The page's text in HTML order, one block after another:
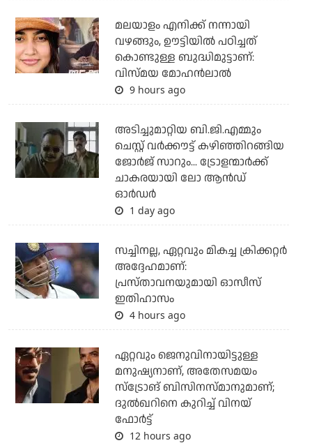
മലയാളം എനിക്ക് നന്നായി
വഴങ്ങും, ഊട്ടിയില്‍ പഠിച്ചത്
കൊണ്ടുള്ള ബുദ്ധിമുട്ടാണ്:
വിസ്മയ മോഹന്‍ലാല്‍
9 hours ago
അടിച്ചുമാറ്റിയ ബി.ജി.എമ്മും
ചെസ്റ്റ് വര്‍ക്കൗട്ട് കഴിഞ്ഞിറങ്ങിയ
ജോര്‍ജ് സാറും... ട്രോളന്മാര്‍ക്ക്
ചാകരയായി ലോ ആന്‍ഡ്
ഓര്‍ഡര്‍
1 day ago
സച്ചിനല്ല, ഏറ്റവും മികച്ച ക്രിക്കറ്റര്‍
അദ്ദേഹമാണ്:
പ്രസ്താവനയുമായി ഓസീസ്
ഇതിഹാസം
4 hours ago
ഏറ്റവും ജെനുവിനായിട്ടുള്ള
മനുഷ്യനാണ്, അതേസമയം
സ്‌ട്രോങ് ബിസിനസ്മാനുമാണ്;
ദുല്‍ഖറിനെ കുറിച്ച് വിനയ്
ഫോര്‍ട്ട്
12 hours ago